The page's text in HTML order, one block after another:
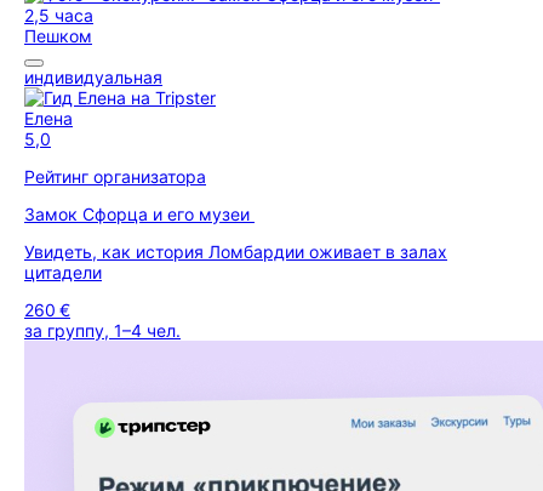
2,5 часа
Пешком
индивидуальная
Елена
5,0
Рейтинг организатора
Замок Сфорца и его музеи
Увидеть, как история Ломбардии оживает в залах
цитадели
260 €
за группу, 1–4 чел.